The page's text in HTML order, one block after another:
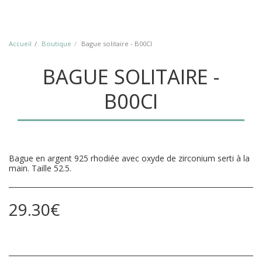
Accueil Boutique Bague solitaire - B00CI
BAGUE SOLITAIRE -
B00CI
Bague en argent 925 rhodiée avec oxyde de zirconium serti à la
main. Taille 52.5.
29.30€